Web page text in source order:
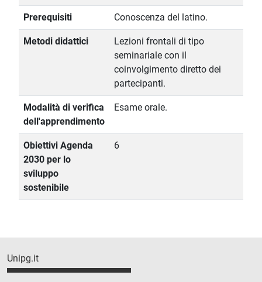
Prerequisiti Conoscenza del latino.
Metodi didattici
Lezioni frontali di tipo
seminariale con il
coinvolgimento diretto dei
partecipanti.
Modalità di verifica
dell'apprendimento
Esame orale.
Obiettivi Agenda
2030 per lo
sviluppo
sostenibile
6
Unipg.it